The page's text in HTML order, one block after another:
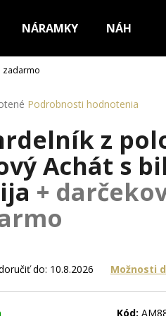
NÁRAMKY
zadarmo
Podrobnosti hodnotenia
z
Achát s
+
do: 10.8.2026 Možnosti
Kód:
RETIAZKA Z CHIRURGICKEJ